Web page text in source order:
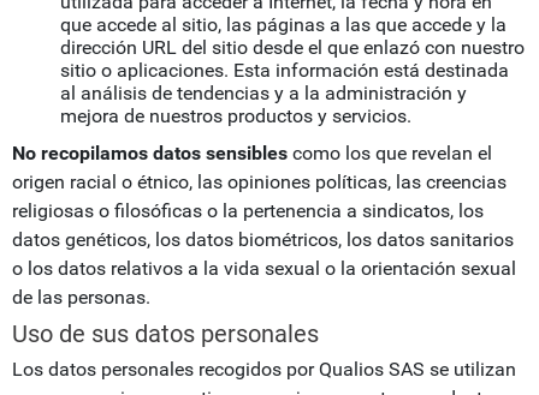
que accede al sitio, las páginas a las que accede y la
dirección URL del sitio desde el que enlazó con nuestro
sitio o aplicaciones. Esta información está destinada
al análisis de tendencias y a la administración y
mejora de nuestros productos y servicios.
No recopilamos datos sensibles como los que revelan el
origen racial o étnico, las opiniones políticas, las creencias
religiosas o filosóficas o la pertenencia a sindicatos, los
datos genéticos, los datos biométricos, los datos sanitarios
o los datos relativos a la vida sexual o la orientación sexual
de las personas.
Uso de sus datos personales
Los datos personales recogidos por Qualios SAS se utilizan